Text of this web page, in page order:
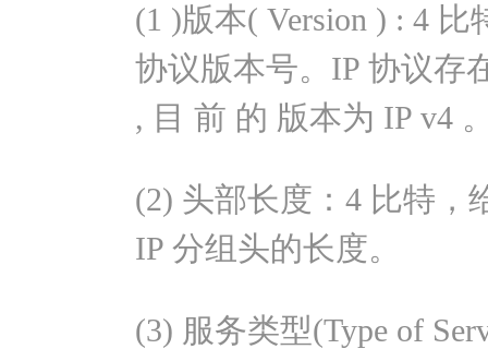
(1 )版本( Version ) : 4
协议版本号。IP 协议存
, 目 前 的 版本为 IP v4
(2) 头部长度：4 比特，
IP 分组头的长度。
(3) 服务类型(Type of